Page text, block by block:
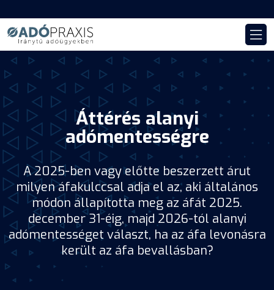
Áttérés alanyi
adómentességre
A 2025-ben vagy előtte beszerzett árut
milyen áfakulccsal adja el az, aki általános
módon állapította meg az áfát 2025.
december 31-éig, majd 2026-tól alanyi
adómentességet választ, ha az áfa levonásra
került az áfa bevallásban?